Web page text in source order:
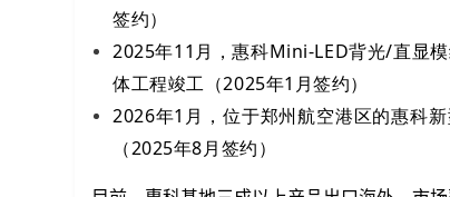
签约）
2025年11月，惠科Mini-LED背光/直显
体工程竣工（2025年1月签约）
2026年1月，位于郑州航空港区的惠科
（2025年8月签约）